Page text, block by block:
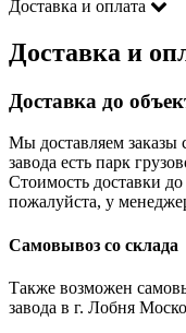
Доставка и оплата
Доставка и
Доставка до
Мы доставляем заказы
завода есть парк
Стоимость доставки
пожалуйста, у
Самовывоз со склада
Также возможен
завода в г. Лобня